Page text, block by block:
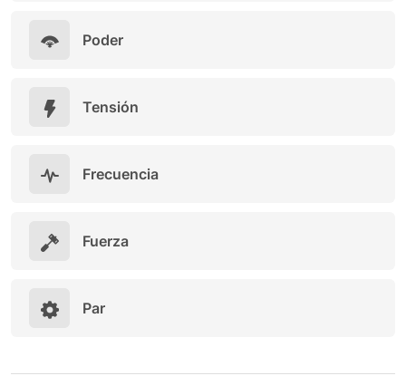
Poder
Tensión
Frecuencia
Fuerza
Par